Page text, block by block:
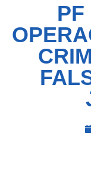
PF